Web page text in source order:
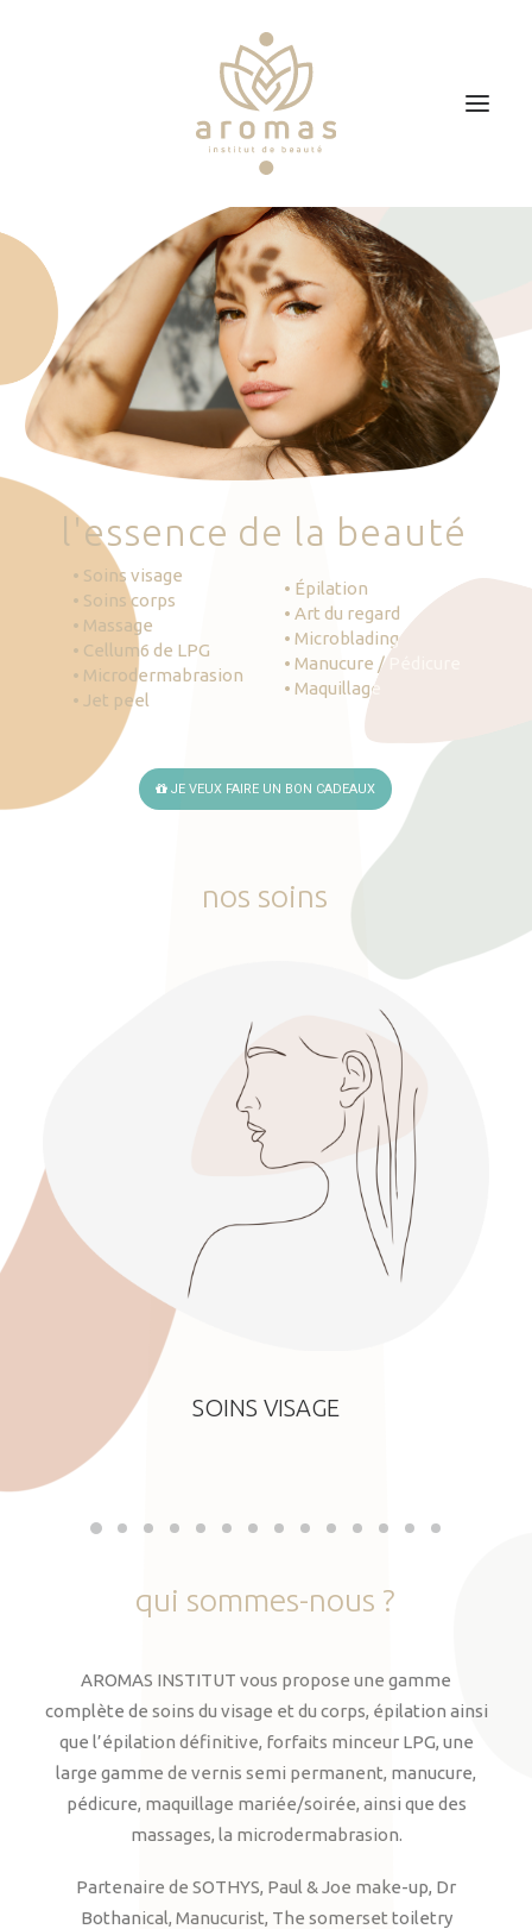
Soins
Je veux faire un bon cadeau
Plan d’accès
Prendre RDV
'essence de la beauté
• Soins visage
• Soins corps
• Massage
• Cellum6 de LPG
• Microdermabrasion
• Jet peel
• Épilation
• Art du regard
• Microblading
• Manucure / Pédicure
• Maquillage
JE VEUX FAIRE UN BON CADEAUX
nos soins
SOINS VISAGE
qui sommes-nous ?
AROMAS INSTITUT vous propose une gamme
complète de soins du visage et du corps, épilation ainsi
que l’épilation définitive, forfaits minceur LPG, une
large gamme de vernis semi permanent, manucure,
pédicure, maquillage mariée/soirée, ainsi que des
massages, la microdermabrasion.
Partenaire de SOTHYS, Paul & Joe make-up, Dr
Bothanical, Manucurist, The somerset toiletry